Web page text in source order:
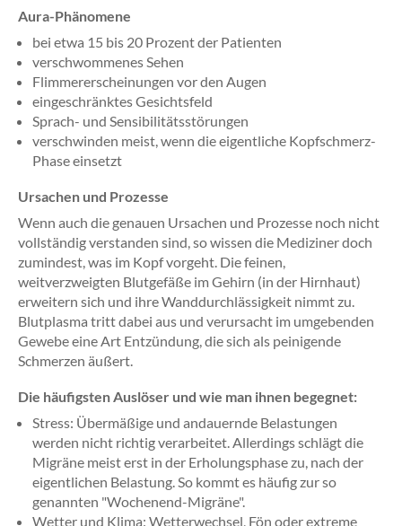
Aura-Phänomene
bei etwa 15 bis 20 Prozent der Patienten
verschwommenes Sehen
Flimmererscheinungen vor den Augen
eingeschränktes Gesichtsfeld
Sprach- und Sensibilitätsstörungen
verschwinden meist, wenn die eigentliche Kopfschmerz-
Phase einsetzt
Ursachen und Prozesse
Wenn auch die genauen Ursachen und Prozesse noch nicht
vollständig verstanden sind, so wissen die Mediziner doch
zumindest, was im Kopf vorgeht. Die feinen,
weitverzweigten Blutgefäße im Gehirn (in der Hirnhaut)
erweitern sich und ihre Wanddurchlässigkeit nimmt zu.
Blutplasma tritt dabei aus und verursacht im umgebenden
Gewebe eine Art Entzündung, die sich als peinigende
Schmerzen äußert.
Die häufigsten Auslöser und wie man ihnen begegnet:
Stress: Übermäßige und andauernde Belastungen
werden nicht richtig verarbeitet. Allerdings schlägt die
Migräne meist erst in der Erholungsphase zu, nach der
eigentlichen Belastung. So kommt es häufig zur so
genannten "Wochenend-Migräne".
Wetter und Klima: Wetterwechsel, Fön oder extreme